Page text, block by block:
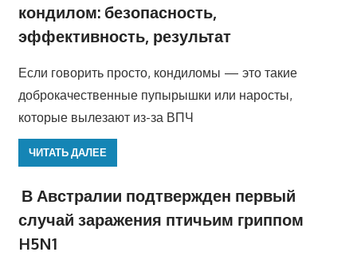
кондилом: безопасность,
эффективность, результат
Если говорить просто, кондиломы — это такие
доброкачественные пупырышки или наросты,
которые вылезают из-за ВПЧ
ЧИТАТЬ ДАЛЕЕ
В Австралии подтвержден первый
случай заражения птичьим гриппом
H5N1